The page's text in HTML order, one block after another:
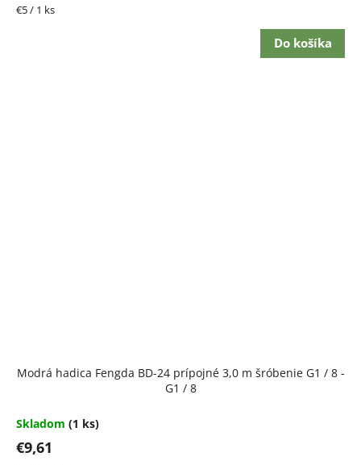
Jednotková
€5 / 1 ks
Do košíka
Modrá hadica Fengda BD-24 prípojné 3,0 m šróbenie G1 / 8 -
G1 / 8
Skladom (1 ks)
€9,61